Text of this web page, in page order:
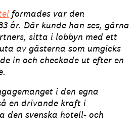
formades var den
år. Där kunde han ses, gärna
sitta i lobbyn med ett
av gästerna som umgicks
in och checkade ut efter en
i den egna
en drivande kraft i
den svenska hotell- och